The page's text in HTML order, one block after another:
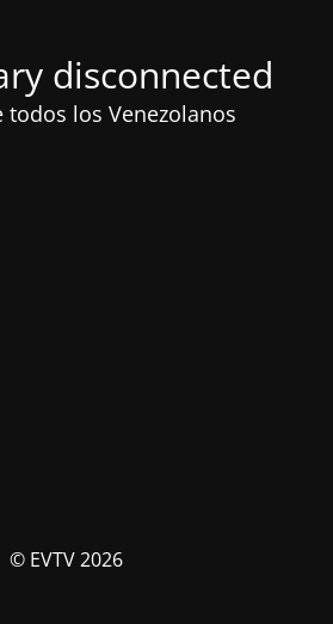
disconnected
todos los Venezolanos
© EVTV 2026